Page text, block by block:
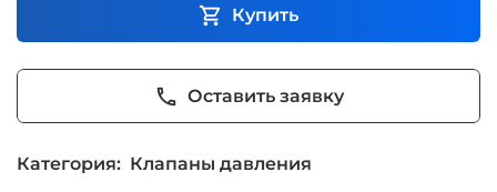
shopping_cart Купить
phone Оставить заявку
Категория: Клапаны давления